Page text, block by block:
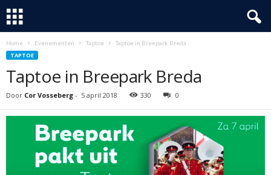
Home Evenementen Taptoe Taptoe in Breepark Breda
TAPTOE
Taptoe in Breepark Breda
Door Cor Vosseberg - 5 april 2018 330 0